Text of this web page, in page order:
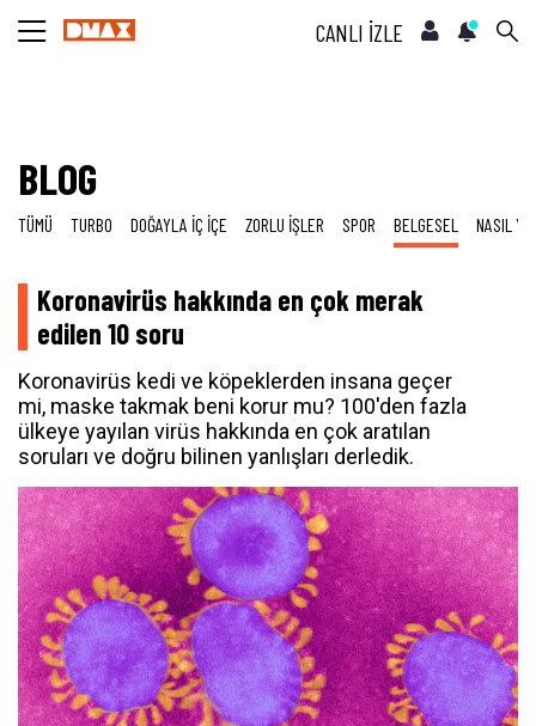
CANLI İZLE
BLOG
TÜMÜ TURBO DOĞAYLA İÇ İÇE ZORLU İŞLER SPOR BELGESEL NASIL
Koronavirüs hakkında en çok merak
edilen 10 soru
Koronavirüs kedi ve köpeklerden insana geçer
mi, maske takmak beni korur mu? 100'den fazla
ülkeye yayılan virüs hakkında en çok aratılan
soruları ve doğru bilinen yanlışları derledik.